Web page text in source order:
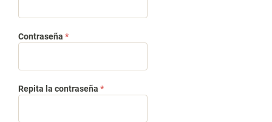
Contraseña *Obligatorio
Repita la contraseña *Obligatorio